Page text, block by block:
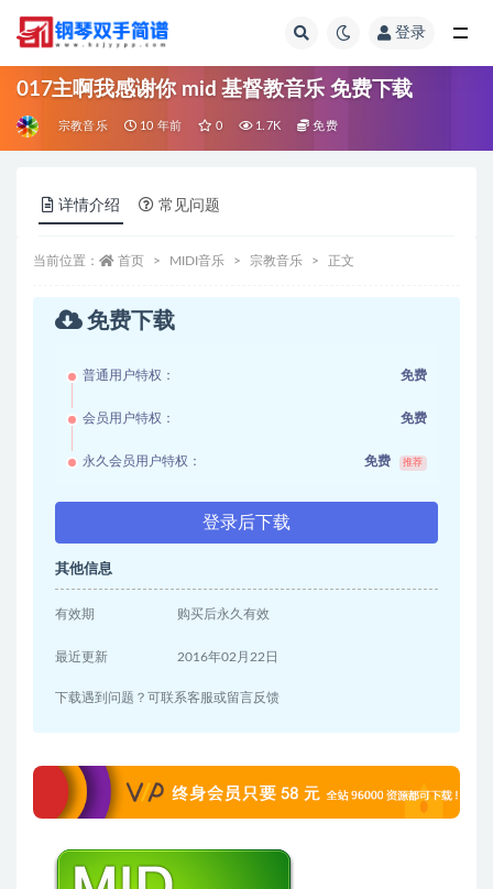
登录
017主啊我感谢你 mid 基督教音乐 免费下载
宗教音乐 10 年前 0 1.7K 免费
详情介绍 常见问题
当前位置： 首页 MIDI音乐 宗教音乐 正文
免费下载
普通用户特权： 免费
会员用户特权： 免费
永久会员用户特权： 免费 推荐
登录后下载
其他信息
有效期 购买后永久有效
最近更新 2016年02月22日
下载遇到问题？可联系客服或留言反馈